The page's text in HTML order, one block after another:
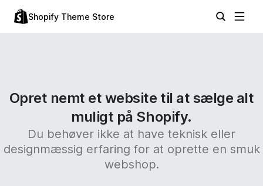
Shopify Theme Store
Opret nemt et website til at sælge alt
muligt på Shopify.
Du behøver ikke at have teknisk eller
designmæssig erfaring for at oprette en smuk
webshop.